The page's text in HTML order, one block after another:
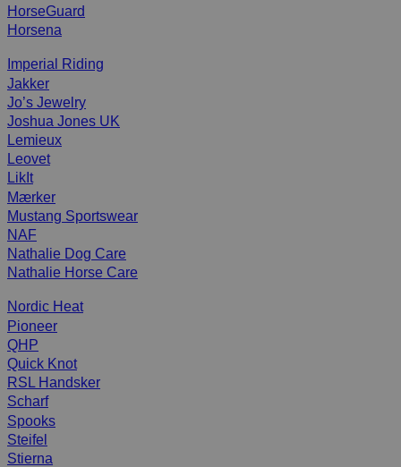
HorseGuard
Horsena
Imperial Riding
Jakker
Jo’s Jewelry
Joshua Jones UK
Lemieux
Leovet
LikIt
Mærker
Mustang Sportswear
NAF
Nathalie Dog Care
Nathalie Horse Care
Nordic Heat
Pioneer
QHP
Quick Knot
RSL Handsker
Scharf
Spooks
Steifel
Stierna